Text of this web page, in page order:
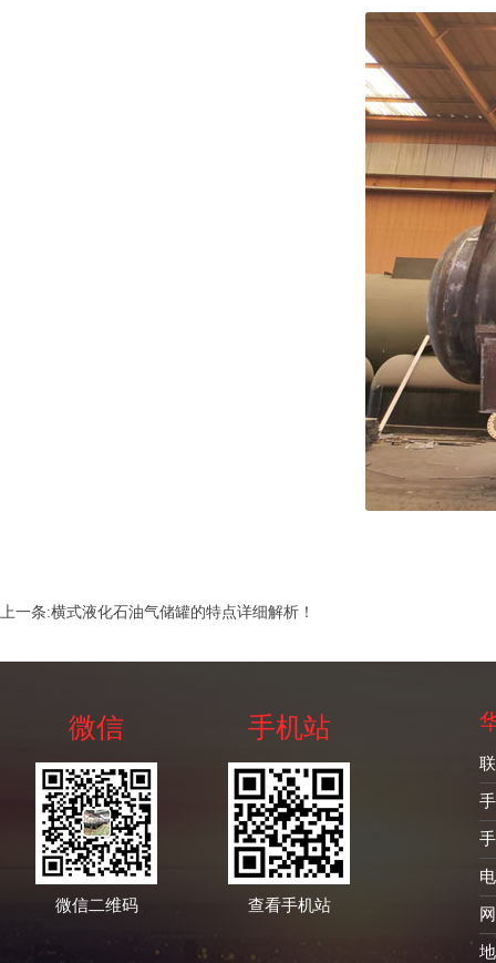
上一条:横式液化石油气储罐的特点详细解析！
微信
微信二维码
手机站
查看手机站